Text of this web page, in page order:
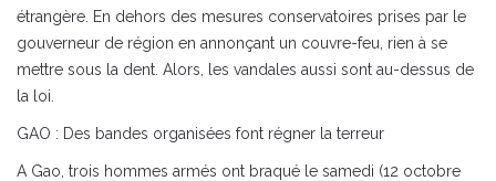
étrangère. En dehors des mesures conservatoires prises par le
gouverneur de région en annonçant un couvre-feu, rien à se
mettre sous la dent. Alors, les vandales aussi sont au-dessus de
la loi.
GAO : Des bandes organisées font régner la terreur
A Gao, trois hommes armés ont braqué le samedi (12 octobre